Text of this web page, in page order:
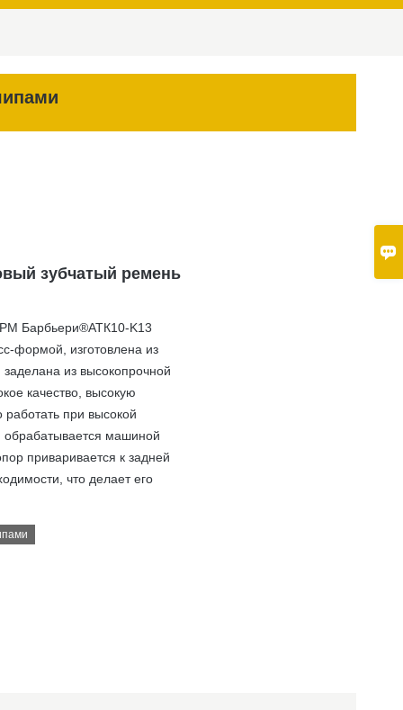

зубчатый ремень
Барбьери®АТК10-K13
формой, изготовлена ​​из
из высокопрочной
качество, высокую
работать при высокой
обрабатывается машиной
приваривается к задней
что делает его